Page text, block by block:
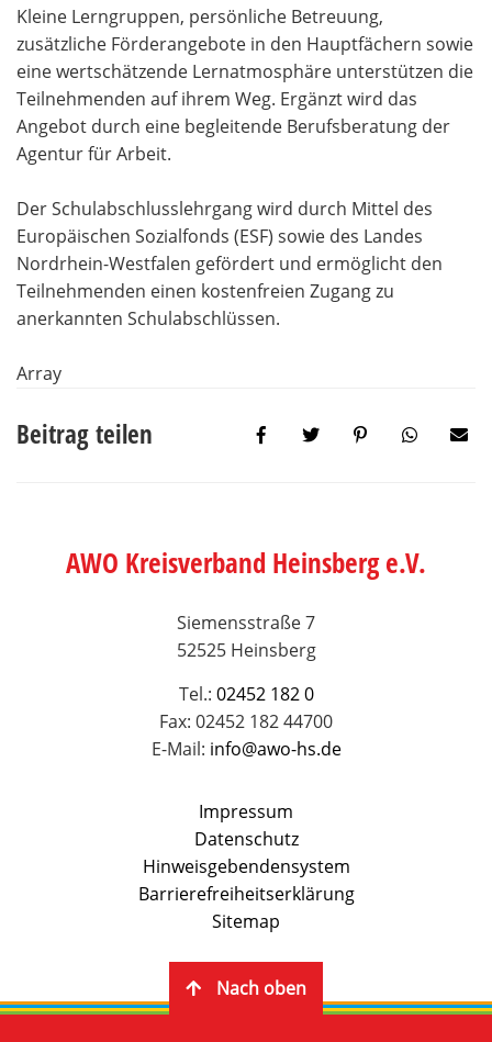
Kleine Lerngruppen, persönliche Betreuung,
zusätzliche Förderangebote in den Hauptfächern sowie
eine wertschätzende Lernatmosphäre unterstützen die
Teilnehmenden auf ihrem Weg. Ergänzt wird das
Angebot durch eine begleitende Berufsberatung der
Agentur für Arbeit.
Der Schulabschlusslehrgang wird durch Mittel des
Europäischen Sozialfonds (ESF) sowie des Landes
Nordrhein-Westfalen gefördert und ermöglicht den
Teilnehmenden einen kostenfreien Zugang zu
anerkannten Schulabschlüssen.
Array
Beitrag teilen
AWO Kreisverband Heinsberg e.V.
Siemensstraße 7
52525 Heinsberg
Tel.: 02452 182 0
Fax: 02452 182 44700
E-Mail: info@awo-hs.de
Impressum
Datenschutz
Hinweisgebendensystem
Barrierefreiheitserklärung
Sitemap
Nach oben